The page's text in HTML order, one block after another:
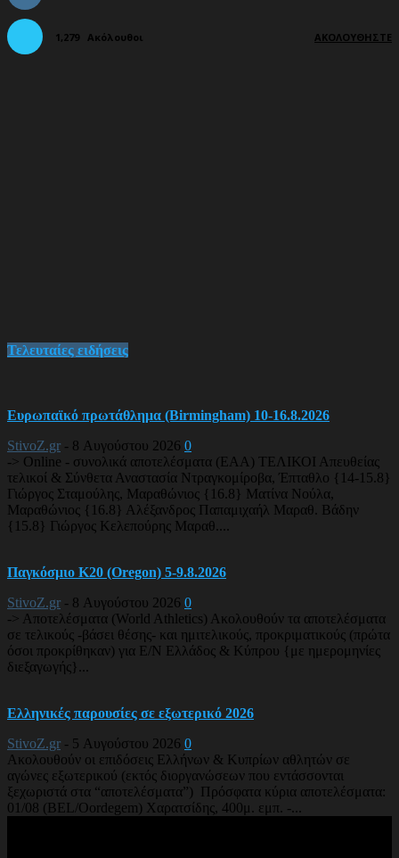
1,279 Ακόλουθοι ΑΚΟΛΟΥΘΉΣΤΕ
Τελευταίες ειδήσεις
Ευρωπαϊκό πρωτάθλημα (Birmingham) 10-16.8.2026
StivoZ.gr - 8 Αυγούστου 2026 0
-> Online - συνολικά αποτελέσματα (EAA) ΤΕΛΙΚΟΙ Απευθείας
τελικοί & Σύνθετα Αναστασία Ντραγκομίροβα, Έπταθλο {14-15.8}
Γιώργος Σταμούλης, Μαραθώνιος {16.8} Ματίνα Νούλα,
Μαραθώνιος {16.8} Αλέξανδρος Παπαμιχαήλ Μαραθ. Βάδην
{15.8} Γιώργος Κελεπούρης Μαραθ....
Παγκόσμιο Κ20 (Oregon) 5-9.8.2026
StivoZ.gr - 8 Αυγούστου 2026 0
-> Αποτελέσματα (World Athletics) Ακολουθούν τα αποτελέσματα
σε τελικούς -βάσει θέσης- και ημιτελικούς, προκριματικούς (πρώτα
όσοι προκρίθηκαν) για Ε/Ν Ελλάδος & Κύπρου {με ημερομηνίες
διεξαγωγής}...
Ελληνικές παρουσίες σε εξωτερικό 2026
StivoZ.gr - 5 Αυγούστου 2026 0
Ακολουθούν οι επιδόσεις Ελλήνων & Κυπρίων αθλητών σε
αγώνες εξωτερικού (εκτός διοργανώσεων που εντάσσονται
ξεχωριστά στα “αποτελέσματα”) Πρόσφατα κύρια αποτελέσματα:
01/08 (BEL/Oordegem) Χαρατσίδης, 400μ. εμπ. -...